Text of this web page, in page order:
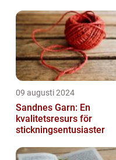
09 augusti 2024
Sandnes Garn: En
kvalitetsresurs för
stickningsentusiaster